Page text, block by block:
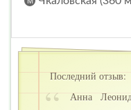
Последний отзыв:
Анна